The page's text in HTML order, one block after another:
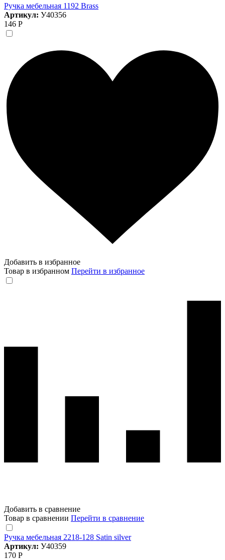
Ручка мебельная 1192 Brass
Артикул: У40356
146 Р
Добавить в избранное
Товар в избранном Перейти в избранное
Добавить в сравнение
Товар в сравнении Перейти в сравнение
Ручка мебельная 2218-128 Satin silver
Артикул: У40359
170 Р